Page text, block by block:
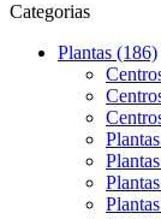
Categorias
Plantas (186)